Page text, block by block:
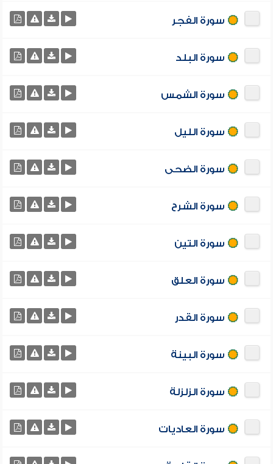
سورة الفجر
سورة البلد
سورة الشمس
سورة الليل
سورة الضحى
سورة الشرح
سورة التين
سورة العلق
سورة القدر
سورة البينة
سورة الزلزلة
سورة العاديات